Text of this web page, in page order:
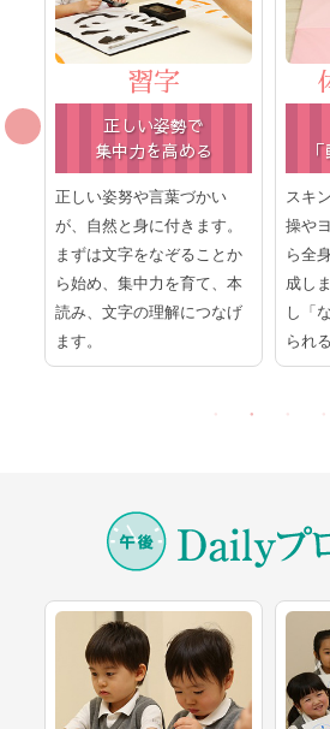
習字
正しい姿勢で
集中力を高める
正しい姿努や言葉づかい
が、自然と身に付きます。
まずは文字をなぞることか
ら始め、集中力を育て、本
読み、文字の理解につなげ
ます。
スキ
操や
ら全
成し
し「
られ